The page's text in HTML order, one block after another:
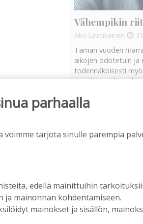
Vähempikin
Aku Laatikainen
Tämän vuoden
aikojen odotetuin ja
todennäköisesti
myydyimmäksi
parhaalla
voimme tarjota sinulle parempia
edellä mainittuihin
mainonnan kohdentamiseen.
mainokset ja sisällön,